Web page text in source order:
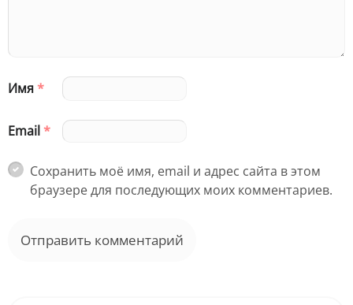
Имя*
Email*
Сохранить моё имя, email и адрес сайта в этом
браузере для последующих моих комментариев.